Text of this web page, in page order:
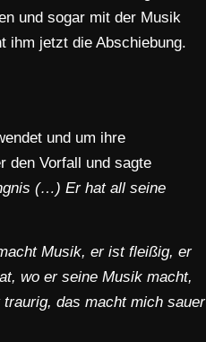
und sogar mit der Musik
ihm jetzt die Abschiebung.
und um ihre
den Vorfall und sagte
(…) Er hat all seine
Musik, er ist fleißig, er
wo er seine Musik macht,
das macht mich sauer